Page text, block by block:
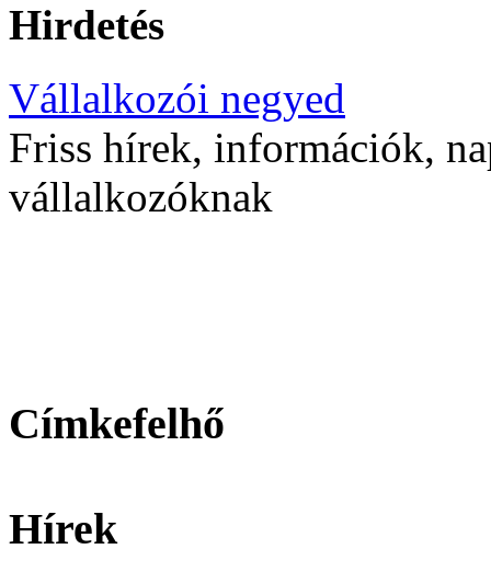
Hirdetés
Vállalkozói negyed
Friss hírek, információk,
vállalkozóknak
Címkefelhő
Hírek